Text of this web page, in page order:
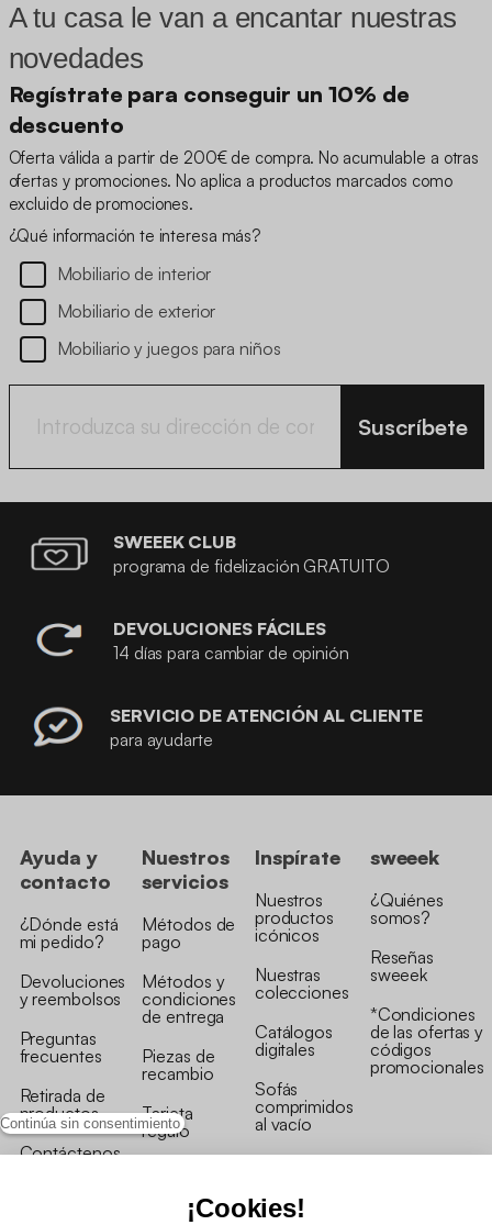
Continúa sin consentimiento
¡Cookies!
A tu casa le van a encantar nuestras
novedades
Regístrate para conseguir un 10% de
descuento
Oferta válida a partir de 200€ de compra. No acumulable a otras
ofertas y promociones. No aplica a productos marcados como
excluido de promociones.
¿Qué información te interesa más?
Mobiliario de interior
Mobiliario de exterior
Mobiliario y juegos para niños
Suscríbete
SWEEEK CLUB
programa de fidelización GRATUITO
DEVOLUCIONES FÁCILES
14 días para cambiar de opinión
SERVICIO DE ATENCIÓN AL CLIENTE
para ayudarte
Ayuda y
contacto
¿Dónde está
mi pedido?
Devoluciones
y reembolsos
Preguntas
frecuentes
Retirada de
productos
Contáctenos
Nuestros
servicios
Métodos de
pago
Métodos y
condiciones
de entrega
Piezas de
recambio
Tarjeta
regalo
Inspírate
Nuestros
productos
icónicos
Nuestras
colecciones
Catálogos
digitales
Sofás
comprimidos
al vacío
sweeek
¿Quiénes
somos?
Reseñas
sweeek
*Condiciones
de las ofertas y
códigos
promocionales